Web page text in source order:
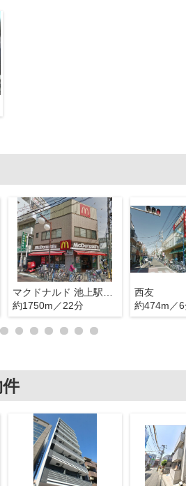
約1750m／22分
西友
約474m／